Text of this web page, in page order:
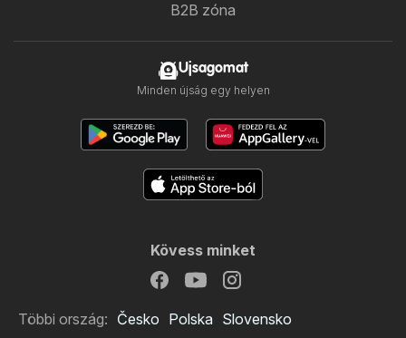
B2B zóna
Ujsagomat
Minden újság egy helyen
Kövess minket
Többi ország: Česko Polska Slovensko